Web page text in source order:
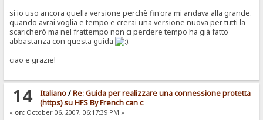
si io uso ancora quella versione perchè fin'ora mi andava alla grande.
quando avrai voglia e tempo e crerai una versione nuova per tutti la
scaricherò ma nel frattempo non ci perdere tempo ha già fatto
abbastanza con questa guida
.
ciao e grazie!
14 Italiano/Re: Guida per realizzare una connessione protetta
(https) su HFS By French can c
« on: October 06, 2007, 06:17:39 PM »